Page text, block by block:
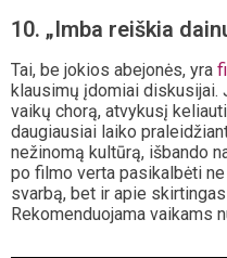
10. „Imba reiškia
Tai, be jokios abejonės, yra
klausimų įdomiai diskusijai.
vaikų chorą, atvykusį
daugiausiai laiko
nežinomą kultūrą, išbando
po filmo verta pasikalbėti
svarbą, bet ir apie
Rekomenduojama vaikams